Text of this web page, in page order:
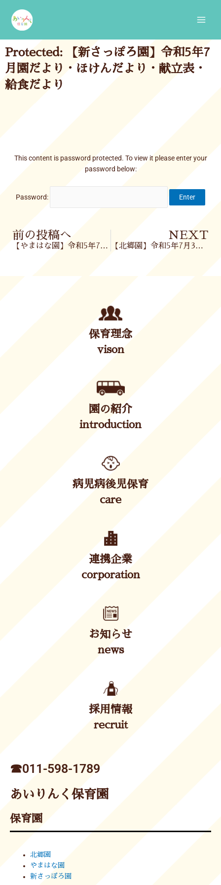
content
Protected: 【新さっぽろ園】令和5年7
月園だより・ほけんだより・献立表・
給食だより
This content is password protected. To view it please enter your
password below:
Password:
Prev
前の投稿へ
【やまはな園】令和5年7月3日(月)
NEXT
【北郷園】令和5年7月3日(月)
保育理念
vison
園の紹介
introduction
病児病後児保育
care
連携企業
corporation
お知らせ
news
採用情報
recruit
☎︎011-598-1789
あいりんく保育園
保育園
北郷園
やまはな園
新さっぽろ園